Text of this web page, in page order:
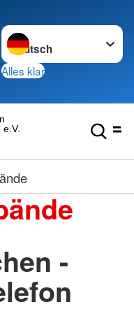
Sprache wechseln zu
Alles klar
-